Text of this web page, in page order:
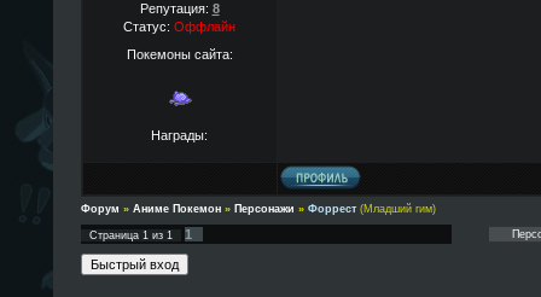
Репутация: 8
Статус: Оффлайн
Покемоны сайта:
Награды:
Форум » Аниме Покемон » Персонажи » Форрест (Младший гим)
Страница 1из 1 1